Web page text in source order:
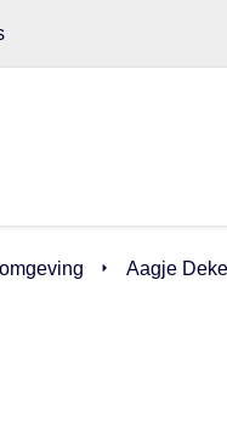
Aagje